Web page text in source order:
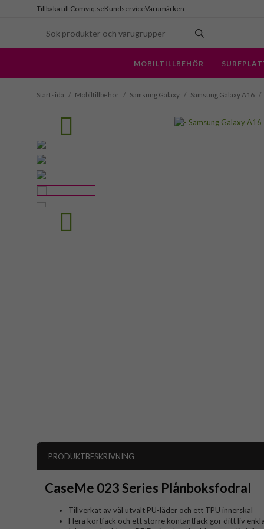
Tillbaka till Comviq.seKundserviceVarumärken
MOBILTILLBEHÖR
Startsida / Mobiltillbehör / Samsung Galaxy / Samsung Galaxy A16 /
PRODUKTBESKRIVNING
CaseMe 023 Series Plånboksfodral
Tillverkat av väl utvalt PU-läder och ett TPU innerskal
Flera kortfack och ett större kontantfack gör ditt liv